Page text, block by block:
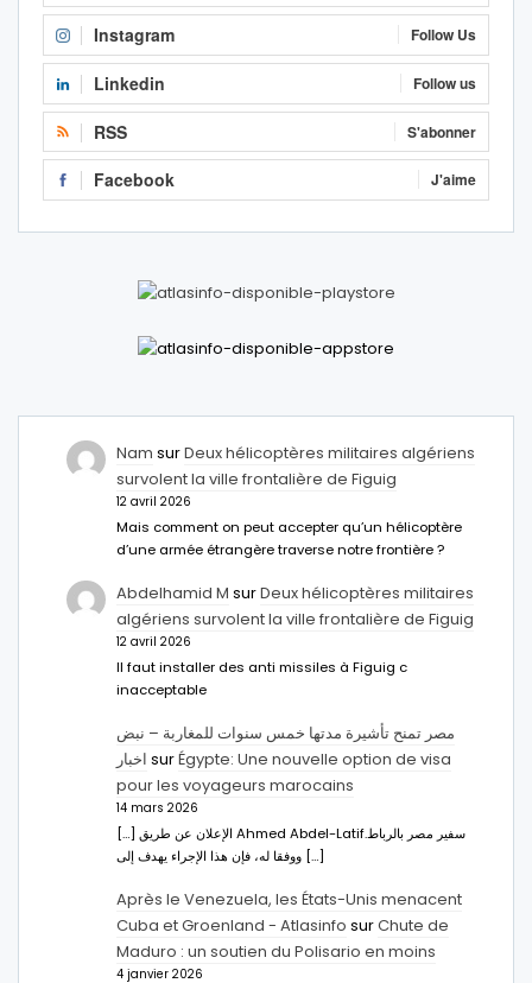
Instagram Follow Us
Linkedin Follow us
RSS S'abonner
Facebook J'aime
Nam surDeux hélicoptères militaires algériens
survolent la ville frontalière de Figuig
12 avril 2026
Mais comment on peut accepter qu’un hélicoptère
d’une armée étrangère traverse notre frontière ?
Abdelhamid M surDeux hélicoptères militaires
algériens survolent la ville frontalière de Figuig
12 avril 2026
Il faut installer des anti missiles à Figuig c
inacceptable
مصر تمنح تأشيرة مدتها خمس سنوات للمغاربة – نبض
اخبار surÉgypte: Une nouvelle option de visa
pour les voyageurs marocains
14 mars 2026
[…] الإعلان عن طريق Ahmed Abdel-Latifسفير مصر بالرباط.
ووفقا له، فإن هذا الإجراء يهدف إلى […]
Après le Venezuela, les États-Unis menacent
Cuba et Groenland - Atlasinfo surChute de
Maduro : un soutien du Polisario en moins
4 janvier 2026